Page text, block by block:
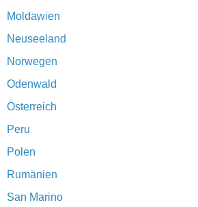
Moldawien
Neuseeland
Norwegen
Odenwald
Österreich
Peru
Polen
Rumänien
San Marino